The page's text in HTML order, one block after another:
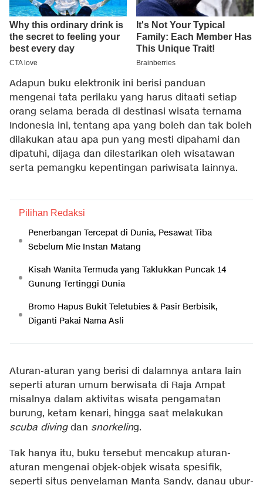
Adapun buku elektronik ini berisi panduan
mengenai tata perilaku yang harus ditaati setiap
orang selama berada di destinasi wisata ternama
Indonesia ini, tentang apa yang boleh dan tak boleh
dilakukan atau apa pun yang mesti dipahami dan
dipatuhi, dijaga dan dilestarikan oleh wisatawan
serta pemangku kepentingan pariwisata lainnya.
Pilihan Redaksi
Penerbangan Tercepat di Dunia, Pesawat Tiba
Sebelum Mie Instan Matang
Kisah Wanita Termuda yang Taklukkan Puncak 14
Gunung Tertinggi Dunia
Bromo Hapus Bukit Teletubies & Pasir Berbisik,
Diganti Pakai Nama Asli
Aturan-aturan yang berisi di dalamnya antara lain
seperti aturan umum berwisata di Raja Ampat
misalnya dalam aktivitas wisata pengamatan
burung, ketam kenari, hingga saat melakukan
scuba divingdan snorkeling.
Tak hanya itu, buku tersebut mencakup aturan-
aturan mengenai objek-objek wisata spesifik,
seperti situs penyelaman Manta Sandy, danau ubur-